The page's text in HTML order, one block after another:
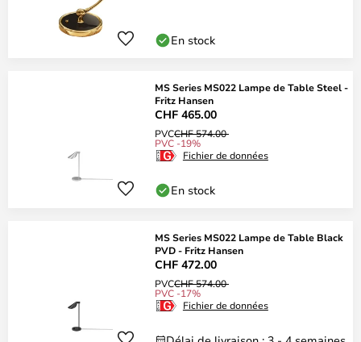
En stock
MS Series MS022 Lampe de Table Steel -
Fritz Hansen
CHF 465.00
PVCCHF 574.00
PVC -19%
Fichier de données
En stock
MS Series MS022 Lampe de Table Black
PVD - Fritz Hansen
CHF 472.00
PVCCHF 574.00
PVC -17%
Fichier de données